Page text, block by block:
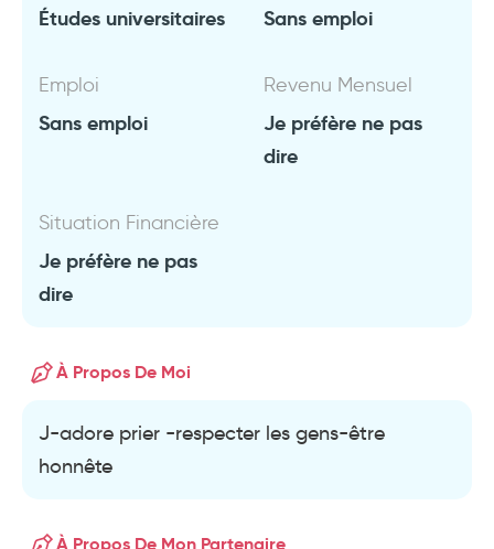
Études universitaires Sans emploi
Emploi
Sans emploi
Revenu Mensuel
Je préfère ne pas
dire
Situation Financière
Je préfère ne pas
dire
À Propos De Moi
J-adore prier -respecter les gens-être
honnête
À Propos De Mon Partenaire